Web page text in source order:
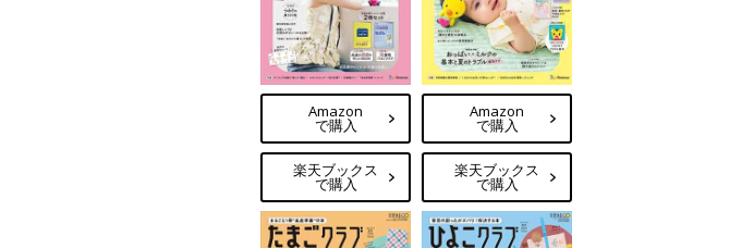
Amazon
で購入
楽天ブックス
で購入
Amazon
で購入
楽天ブックス
で購入